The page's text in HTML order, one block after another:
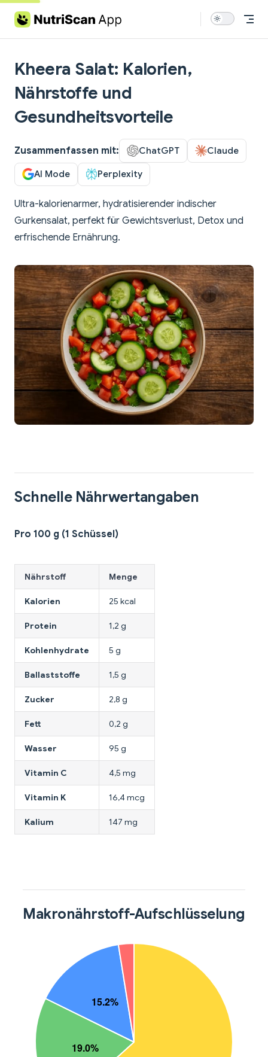
Skip to content
Kheera Salat: Kalorien,
Nährstoffe und
Gesundheitsvorteile
Zusammenfassen mit: ChatGPT Claude
AI Mode Perplexity
Ultra-kalorienarmer, hydratisierender indischer
Gurkensalat, perfekt für Gewichtsverlust, Detox und
erfrischende Ernährung.
Schnelle Nährwertangaben
Pro 100 g (1 Schüssel)
Nährstoff Menge
Kalorien 25 kcal
Protein 1,2 g
Kohlenhydrate 5 g
Ballaststoffe 1,5 g
Zucker 2,8 g
Fett 0,2 g
Wasser 95 g
Vitamin C 4,5 mg
Vitamin K 16,4 mcg
Kalium 147 mg
Makronährstoff-Aufschlüsselung